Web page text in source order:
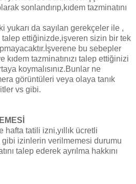
sonlandırıp,kıdem tazminatını
yukarı da sayılan gerekçeler ile ,
talep ettiğinizde,işveren sizin bir tek
bu sebepler
kıdem tazminatınızı talep ettiğinizi
koymalısınız.Bunlar ne
görüntüleri veya olaya tanık
vs gibi.
hafta tatili izni,yıllık ücretli
izinlerin verilmemesi durumu
talep ederek ayrılma hakkını